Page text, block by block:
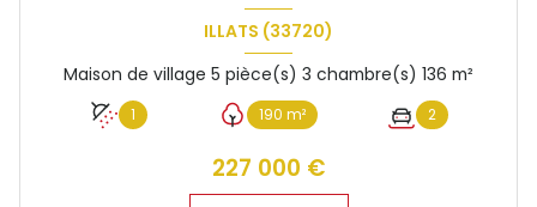
ILLATS (33720)
Maison de village 5 pièce(s) 3 chambre(s) 136 m²
1 190 m² 2
227 000 €